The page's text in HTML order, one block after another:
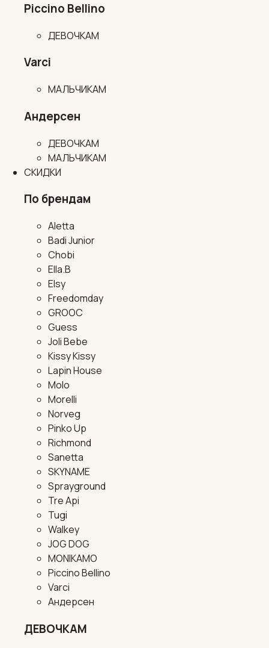
Piccino Bellino
ДЕВОЧКАМ
Varci
МАЛЬЧИКАМ
Андерсен
ДЕВОЧКАМ
МАЛЬЧИКАМ
СКИДКИ
По брендам
Aletta
Badi Junior
Chobi
Ella.B
Elsy
Freedomday
GROOC
Guess
Joli Bebe
Kissy Kissy
Lapin House
Molo
Morelli
Norveg
Pinko Up
Richmond
Sanetta
SKYNAME
Sprayground
Tre Api
Tugi
Walkey
JOG DOG
MONIKAMO
Piccino Bellino
Varci
Андерсен
ДЕВОЧКАМ